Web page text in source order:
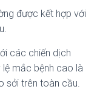
được kết hợp với
các chiến dịch
mắc bệnh cao là
sởi trên toàn cầu.